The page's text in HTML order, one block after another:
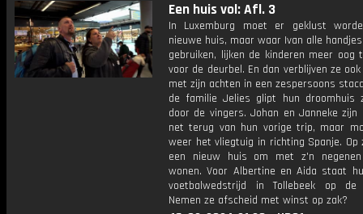
Een huis vol: Afl. 3
In Luxemburg moet er geklust
nieuwe huis, maar waar Ivan alle
gebruiken, lijken de kinderen meer oog
voor de deurbel. En dan verblijven ze
met zijn achten in een zespersoons
de familie Jelies glipt hun droomhuis
door de vingers. Johan en Janneke zijn
net terug van hun vorige trip, maar
weer het vliegtuig in richting Spanje. Op
een nieuw huis om met z'n
wonen. Voor Albertine en Aida staat
voetbalwedstrijd in Tollebeek op de
Nemen ze afscheid met winst op zak?